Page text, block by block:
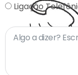
Ligação